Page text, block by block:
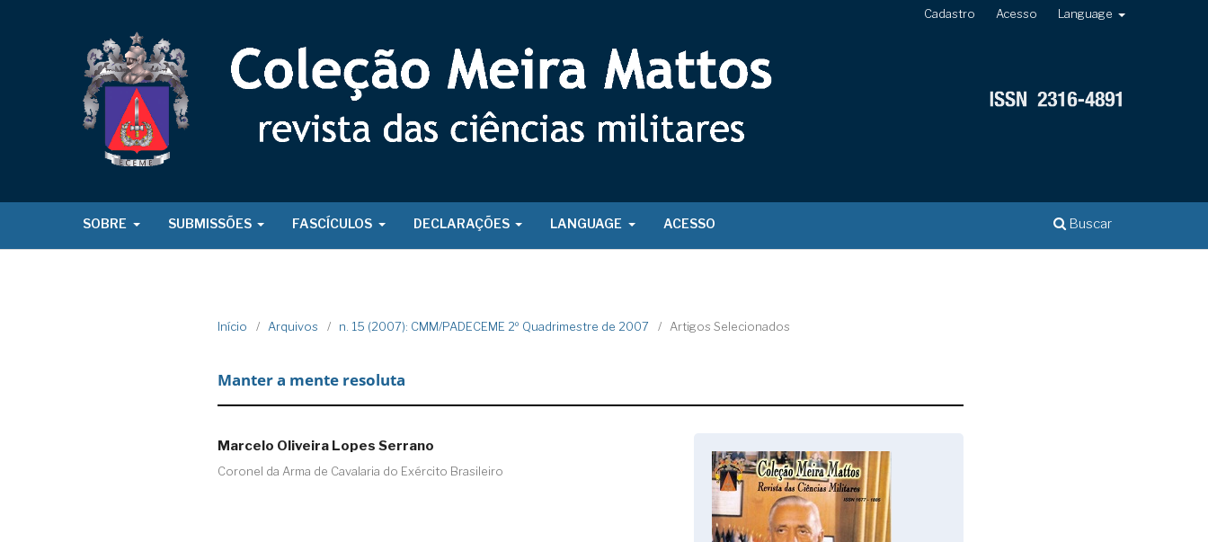
SOBRE SUBMISSÕES FASCÍCULOS DECLARAÇÕES LANGUAGE ACESSO Buscar
Cadastro Acesso Language
Início / Arquivos / n. 15 (2007): CMM/PADECEME 2º Quadrimestre de 2007 / Artigos Selecionados
Manter a mente resoluta
Marcelo Oliveira Lopes Serrano
Coronel da Arma de Cavalaria do Exército Brasileiro